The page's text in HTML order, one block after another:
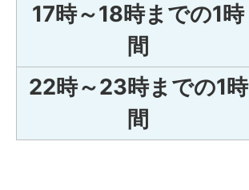
17時～18時までの1時
間
22時～23時までの1時
間